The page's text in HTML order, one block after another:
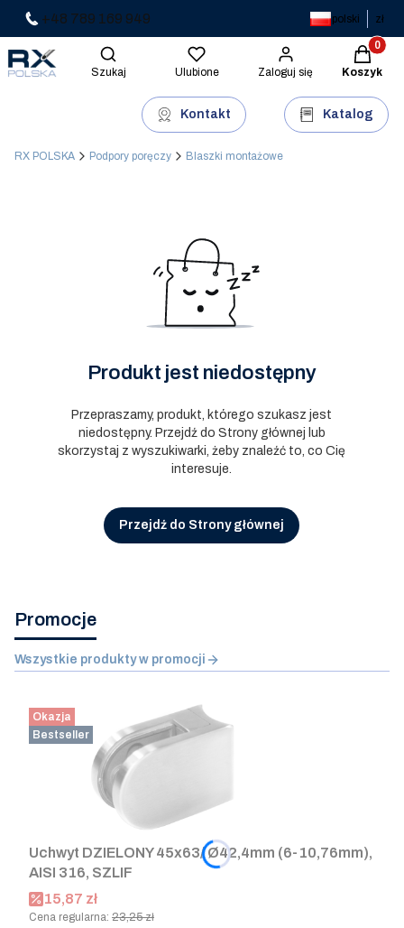
+48 789 169 949 polski zł
Otwórz wyszukiwarkę
Szukaj Ulubione Zaloguj się Koszyk
Kontakt Katalog
RX POLSKA Podpory poręczy Blaszki montażowe
Produkt jest niedostępny
Przepraszamy, produkt, którego szukasz jest
niedostępny. Przejdź do Strony głównej lub
skorzystaj z wyszukiwarki, żeby znaleźć to, co Cię
interesuje.
Przejdź do Strony głównej
Promocje
Wszystkie produkty w promocji
Okazja
Bestseller
Uchwyt DZIELONY 45x63/ Ø42,4mm (6-10,76mm),
AISI 316, SZLIF
Cena promocyjna
15,87 zł
Cena regularna: 23,25 zł